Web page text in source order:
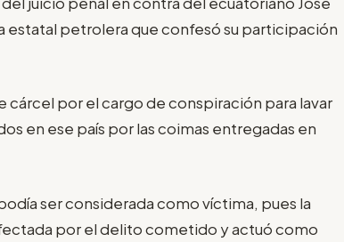
estatal petrolera que confesó su participación
cárcel por el cargo de conspiración para lavar
en ese país por las coimas entregadas en
ser considerada como víctima, pues la
por el delito cometido y actuó como